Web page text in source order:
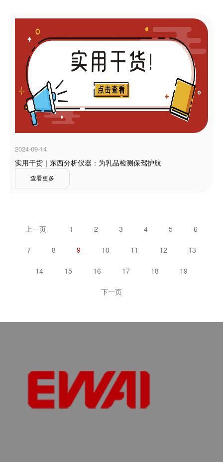
2024-09-14
实用干货｜东西分析仪器：为乳品检测保驾护航
查看更多
上一页 1 2 3 4 5 6
7 8 9 10 11 12 13
14 15 16 17 18 19
下一页